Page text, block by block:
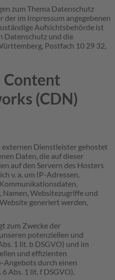
zum Thema Datenschutz
der im Impressum angegebenen
Aufsichtsbehörde ist
Datenschutz und die
Postfach 10 29 32,
Content
(CDN)
Dienstleister gehostet
Daten, die auf dieser
auf den Servern des Hosters
v. a. um IP-Adressen,
Websitezugriffe und
generiert werden,
zum Zwecke der
potenziellen und
1 lit. b DSGVO) und im
und effizienten
Angebots durch einen
Abs. 1 lit. f DSGVO).